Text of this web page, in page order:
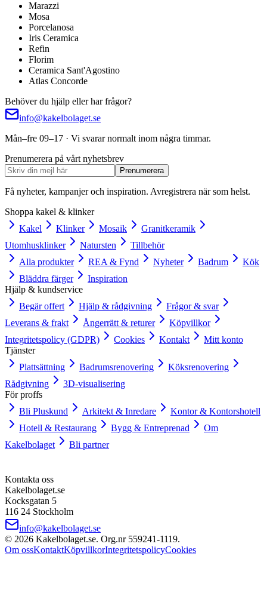
Marazzi
Mosa
Porcelanosa
Iris Ceramica
Refin
Florim
Ceramica Sant'Agostino
Atlas Concorde
Behöver du hjälp eller har frågor?
info@kakelbolaget.se
Mån–fre 09–17 · Vi svarar normalt inom några timmar.
Prenumerera på vårt nyhetsbrev
Prenumerera
Få nyheter, kampanjer och inspiration. Avregistrera när som helst.
Shoppa kakel & klinker
Kakel
Klinker Mosaik
Granitkeramik
Utomhusklinker
Natursten
Tillbehör
Alla produkter
REA & Fynd Nyheter Badrum
Kök
Bläddra färger
Inspiration
Hjälp & kundservice
Begär offert
Hjälp & rådgivning
Frågor & svar
Leverans & frakt
Ångerrätt & returer
Köpvillkor
Integritetspolicy (GDPR)
Cookies Kontakt
Mitt konto
Tjänster
Plattsättning
Badrumsrenovering
Köksrenovering
Rådgivning
3D-visualisering
För proffs
Bli Pluskund
Arkitekt & Inredare
Kontor & Kontorshotell
Hotell & Restaurang
Bygg & Entreprenad
Om
Kakelbolaget
Bli partner
Kontakta oss
Kakelbolaget.se
Kocksgatan 5
116 24 Stockholm
info@kakelbolaget.se
© 2026 Kakelbolaget.se. Org.nr 559241‑1119.
Om ossKontaktKöpvillkorIntegritetspolicyCookies